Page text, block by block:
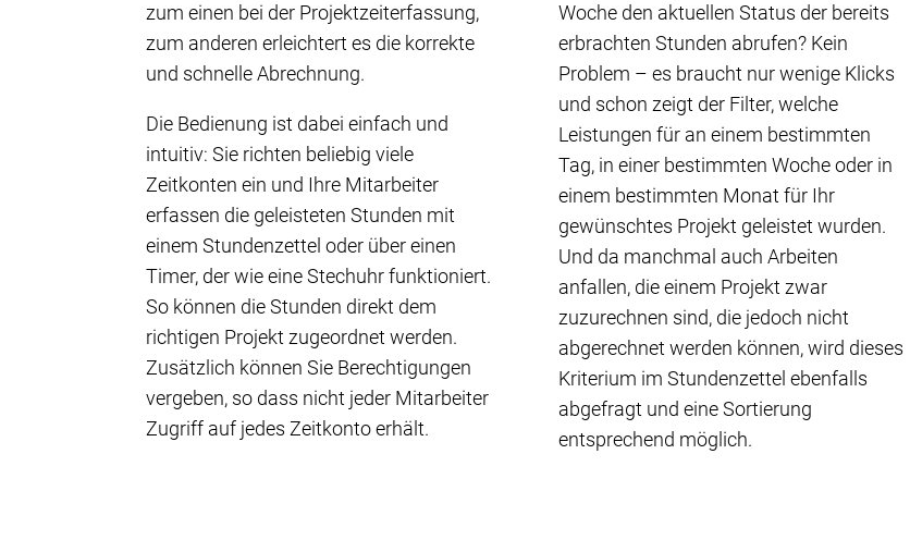
zum einen bei der Projektzeiterfassung,
zum anderen erleichtert es die korrekte
und schnelle Abrechnung.
Die Bedienung ist dabei einfach und
intuitiv: Sie richten beliebig viele
Zeitkonten ein und Ihre Mitarbeiter
erfassen die geleisteten Stunden mit
einem Stundenzettel oder über einen
Timer, der wie eine Stechuhr funktioniert.
So können die Stunden direkt dem
richtigen Projekt zugeordnet werden.
Zusätzlich können Sie Berechtigungen
vergeben, so dass nicht jeder Mitarbeiter
Zugriff auf jedes Zeitkonto erhält.
Woche den aktuellen Status der bereits
erbrachten Stunden abrufen? Kein
Problem – es braucht nur wenige Klicks
und schon zeigt der Filter, welche
Leistungen für an einem bestimmten
Tag, in einer bestimmten Woche oder in
einem bestimmten Monat für Ihr
gewünschtes Projekt geleistet wurden.
Und da manchmal auch Arbeiten
anfallen, die einem Projekt zwar
zuzurechnen sind, die jedoch nicht
abgerechnet werden können, wird dieses
Kriterium im Stundenzettel ebenfalls
abgefragt und eine Sortierung
entsprechend möglich.